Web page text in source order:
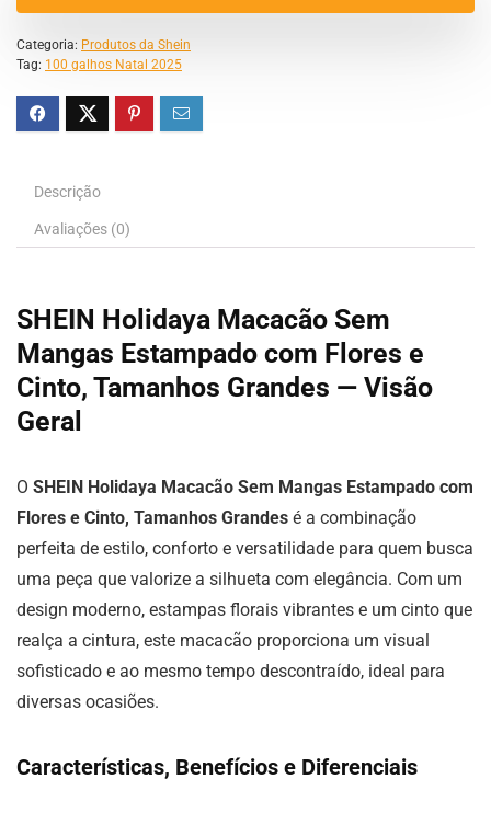
Categoria: Produtos da Shein
Tag: 100 galhos Natal 2025
Descrição
Avaliações (0)
SHEIN Holidaya Macacão Sem
Mangas Estampado com Flores e
Cinto, Tamanhos Grandes — Visão
Geral
O SHEIN Holidaya Macacão Sem Mangas Estampado com
Flores e Cinto, Tamanhos Grandes é a combinação
perfeita de estilo, conforto e versatilidade para quem busca
uma peça que valorize a silhueta com elegância. Com um
design moderno, estampas florais vibrantes e um cinto que
realça a cintura, este macacão proporciona um visual
sofisticado e ao mesmo tempo descontraído, ideal para
diversas ocasiões.
Características, Benefícios e Diferenciais